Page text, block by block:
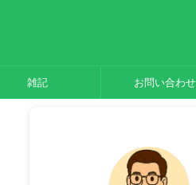
雑記 お問い合わせ